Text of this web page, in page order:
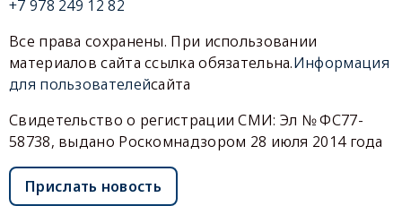
+7 978 249 12 82
Все права сохранены. При использовании
материалов сайта ссылка обязательна.Информация
для пользователейсайта
Свидетельство о регистрации СМИ: Эл № ФС77-
58738, выдано Роскомнадзором 28 июля 2014 года
Прислать новость